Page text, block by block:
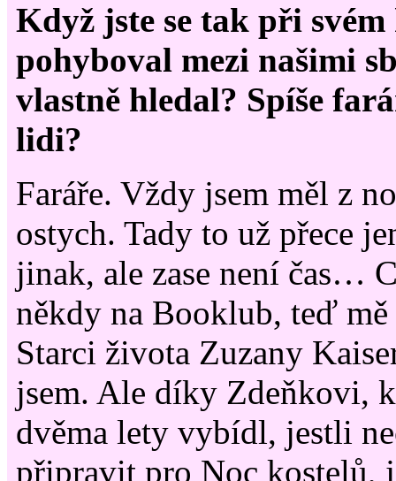
Když jste se tak při
pohyboval mezi našimi
vlastně hledal? Spíše
lidi?
Faráře. Vždy jsem měl z
ostych. Tady to už přece
jinak, ale zase není čas…
někdy na Booklub, teď
Starci života Zuzany
jsem. Ale díky Zdeňkovi,
dvěma lety vybídl, jestli
připravit pro Noc kostelů,